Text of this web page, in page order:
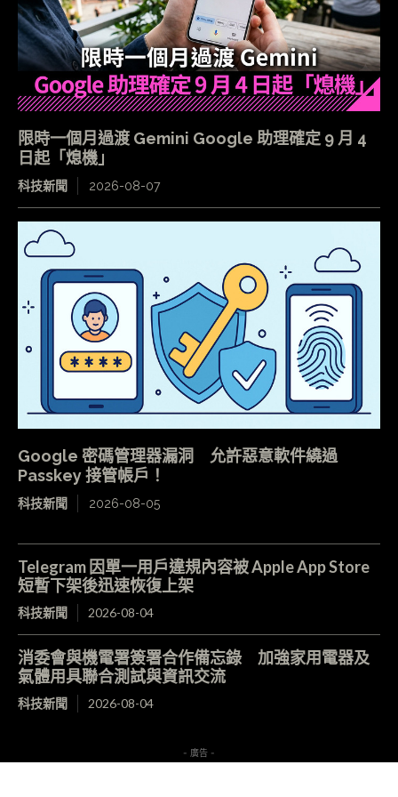
限時一個月過渡 Gemini Google 助理確定 9 月 4
日起「熄機」
科技新聞 2026-08-07
Google 密碼管理器漏洞 允許惡意軟件繞過
Passkey 接管帳戶！
科技新聞 2026-08-05
Telegram 因單一用戶違規內容被 Apple App Store
短暫下架後迅速恢復上架
科技新聞 2026-08-04
消委會與機電署簽署合作備忘錄 加強家用電器及
氣體用具聯合測試與資訊交流
科技新聞 2026-08-04
- 廣告 -